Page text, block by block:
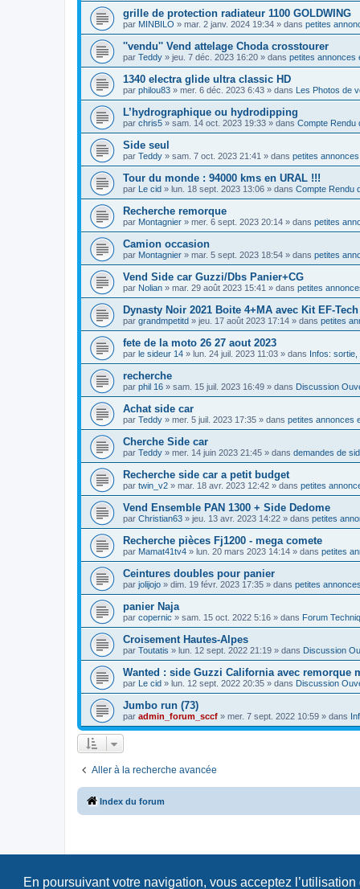
En poursuivant votre navigation, vous acceptez l’utilisation
grille de protection radiateur 1100 GOLDWING
par MINBILO » mar. 2 janv. 2024 19:34 » dans petites
''vendu'' Vend attelage Choda crosstourer
par Teddy » jeu. 7 déc. 2023 16:20 » dans petites annonces
1340 electra glide ultra classic HD
par philou83 » mer. 6 déc. 2023 6:43 » dans Les Photos de
L’hydrographique ou hydrodipping
par chris5 » sam. 14 oct. 2023 19:33 » dans Compte Rendu
Side seul
par Teddy » sam. 7 oct. 2023 21:41 » dans petites
Tour du monde : 94000 kms en URAL !!!
par Le cid » lun. 18 sept. 2023 13:06 » dans Compte Rendu
Recherche remorque
par Montagnier » mer. 6 sept. 2023 20:14 » dans petites
Camion occasion
par Montagnier » mar. 5 sept. 2023 18:54 » dans petites
Vend Side car Guzzi/Dbs Panier+CG
par Nolian » mar. 29 août 2023 15:41 » dans petites
Dynasty Noir 2021 Boite 4+MA avec Kit EF-
par grandmpetitd » jeu. 17 août 2023 17:14 » dans petites
fete de la moto 26 27 aout 2023
par le sideur 14 » lun. 24 juil. 2023 11:03 » dans Infos: sortie,
recherche
par phil 16 » sam. 15 juil. 2023 16:49 » dans Discussion
Achat side car
par Teddy » mer. 5 juil. 2023 17:35 » dans petites annonces
Cherche Side car
par Teddy » mer. 14 juin 2023 21:45 » dans demandes de
Recherche side car a petit budget
par twin_v2 » mar. 18 avr. 2023 12:42 » dans petites
Vend Ensemble PAN 1300 + Side Dedome
par Christian63 » jeu. 13 avr. 2023 14:22 » dans petites
Recherche pièces Fj1200 - mega comete
par Mamat41tv4 » lun. 20 mars 2023 14:14 » dans petites
Ceintures doubles pour panier
par jolijojo » dim. 19 févr. 2023 17:35 » dans petites
panier Naja
par copernic » sam. 15 oct. 2022 5:16 » dans Forum
Croisement Hautes-Alpes
par Toutatis » lun. 12 sept. 2022 21:19 » dans Discussion
Wanted : side Guzzi California avec remorque
par Le cid » lun. 12 sept. 2022 20:35 » dans Discussion
Jumbo run (73)
par admin_forum_sccf » mer. 7 sept. 2022 10:59 » dans
Aller à la recherche avancée
Index du forum